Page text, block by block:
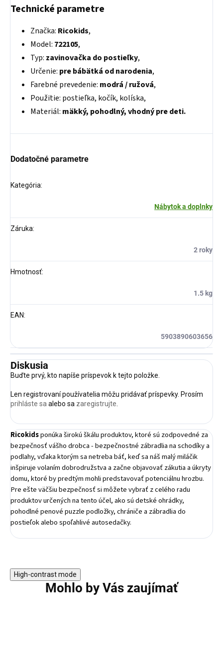
Technické parametre
Značka: Ricokids,
Model: 722105,
Typ: zavinovačka do postieľky,
Určenie: pre bábätká od narodenia,
Farebné prevedenie: modrá / ružová,
Použitie: postieľka, kočík, kolíska,
Materiál: mäkký, pohodlný, vhodný pre deti.
Dodatočné parametre
Kategória:
Nábytok a doplnky
Záruka:
2 roky
Hmotnosť:
1.5 kg
EAN:
5903890603656
Diskusia
Buďte prvý, kto napíše príspevok k tejto položke.
Len registrovaní používatelia môžu pridávať príspevky. Prosím
prihláste sa alebo sa zaregistrujte
Ricokidsponúka širokú škálu produktov, ktoré sú zodpovedné za
bezpečnosť vášho drobca - bezpečnostné zábradlia na schodíky a
podlahy, vďaka ktorým sa netreba báť, keď sa náš malý miláčik
inšpiruje volaním dobrodružstva a začne objavovať zákutia a úkryty
domu, ktoré by predtým mohli predstavovať potenciálnu hrozbu.
Pre ešte väčšiu bezpečnosť si môžete vybrať z celého radu
produktov určených na tento účel, ako sú detské ohrádky,
pohodlné penové puzzle podložky, chrániče a zábradlia do
postieľok alebo spoľahlivé autosedačky.
High-contrast mode
Mohlo by Vás zaujímať